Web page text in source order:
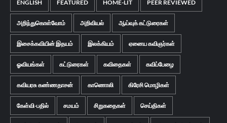
ENGLISH FEATURED HOME-LIT PEER REVIEWED
அறிந்துகொள்வோம் அறிவியல் ஆய்வுக் கட்டுரைகள்
இசைக்கவியின் இதயம் இலக்கியம் ஏனைய கவிஞர்கள்
ஓவியங்கள் கட்டுரைகள் கவிதைகள் கவிப்பேழை
கவியரசு கண்ணதாசன் காணொலி கிரேசி மொழிகள்
கேள்வி-பதில் சமயம் சிறுகதைகள் செய்திகள்